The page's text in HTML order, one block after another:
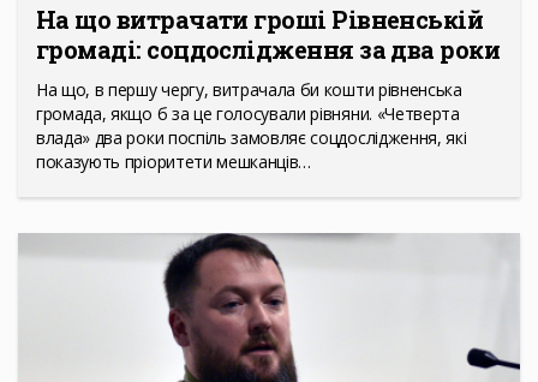
На що витрачати гроші Рівненській
громаді: соцдослідження за два роки
На що, в першу чергу, витрачала би кошти рівненська
громада, якщо б за це голосували рівняни. «Четверта
влада» два роки поспіль замовляє соцдослідження, які
показують пріоритети мешканців…